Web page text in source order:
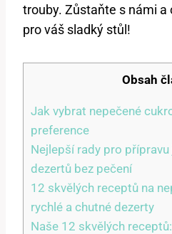
trouby. Zůstaňte s námi a
pro váš sladký stůl!
Obsah
Jak vybrat nepečené
preference
Nejlepší rady pro
dezertů bez pečení
12 skvělých receptů na
rychlé a chutné dezerty
Naše 12 skvělých receptů: